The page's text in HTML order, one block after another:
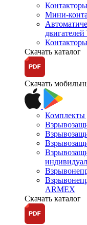
Мини-
Скачать каталог
Скачать
Комплекты
ARMEX
Скачать каталог